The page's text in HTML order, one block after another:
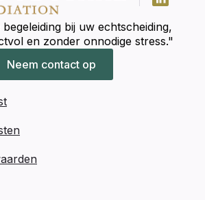
bij uw echtscheiding,
en zonder onnodige stress."
Neem contact op